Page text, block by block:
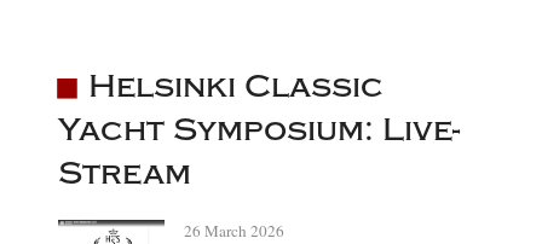
Helsinki Classic
Yacht Symposium: Live-
Stream
26 March 2026